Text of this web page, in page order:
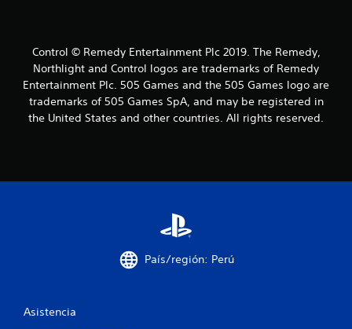
7
2
6
c
Control © Remedy Entertainment Plc 2019. The Remedy,
Northlight and Control logos are trademarks of Remedy
Entertainment Plc. 505 Games and the 505 Games logo are
trademarks of 505 Games SpA, and may be registered in
the United States and other countries. All rights reserved.
País/región: Perú
Asistencia